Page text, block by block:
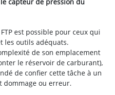
est possible pour ceux qui
les outils adéquats.
de son emplacement
le réservoir de carburant),
de confier cette tâche à un
dommage ou erreur.